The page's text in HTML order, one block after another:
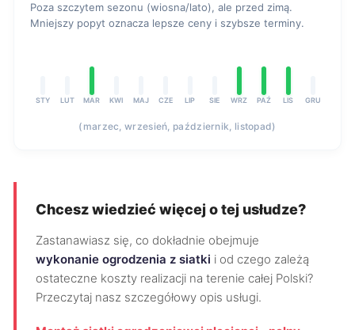
Poza szczytem sezonu (wiosna/lato), ale przed zimą.
Mniejszy popyt oznacza lepsze ceny i szybsze terminy.
STY LUT MAR KWI MAJ CZE LIP SIE WRZ PAŹ LIS GRU
(marzec, wrzesień, październik, listopad)
Chcesz wiedzieć więcej o tej usłudze?
Zastanawiasz się, co dokładnie obejmuje
wykonanie ogrodzenia z siatki i od czego zależą
ostateczne koszty realizacji na terenie całej Polski?
Przeczytaj nasz szczegółowy opis usługi.